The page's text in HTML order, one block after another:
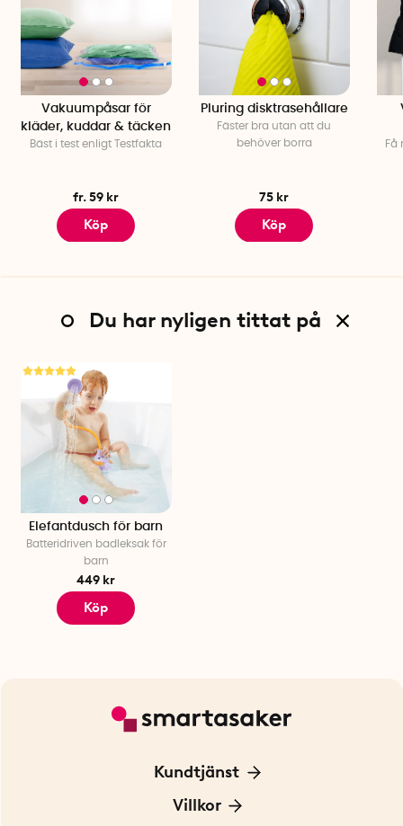
Vakuumpåsar för
kläder, kuddar & täcken
Bäst i test enligt Testfakta
fr. 59 kr
Köp
Pluring disktrasehållare
Fäster bra utan att du
behöver borra
75 kr
Köp
Få
Du har nyligen tittat på
Elefantdusch för barn
Batteridriven badleksak för
barn
449 kr
Köp
Kundtjänst
Kontakta oss
Villkor